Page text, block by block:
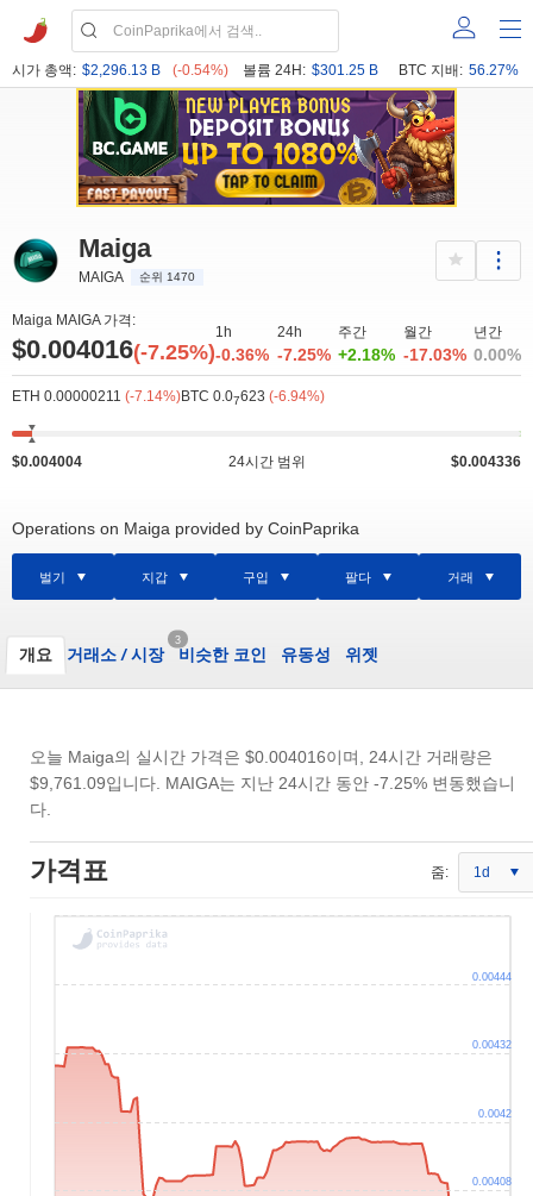
시가 총액: $2,296.13 B (-0.54%) 볼륨 24H: $301.25 B BTC 지배: 56.27%
Maiga
MAIGA 순위 1470
Maiga MAIGA 가격:
$0.004016(-7.25%)
1h
-0.36%
24h
-7.25%
주간
+2.18%
월간
-17.03%
년간
0.00%
ETH 0.00000211 (-7.14%)BTC 0.07623 (-6.94%)
$0.004004 24시간 범위 $0.004336
Operations on Maiga provided by CoinPaprika
벌기 지갑 구입 팔다 거래
개요 거래소 /시장
3
비슷한 코인 유동성 위젯
오늘 Maiga의 실시간 가격은 $0.004016이며, 24시간 거래량은
$9,761.09입니다. MAIGA는 지난 24시간 동안 -7.25% 변동했습니
다.
가격표 줌: 1d
0.00408
0.0042
0.00432
0.00444